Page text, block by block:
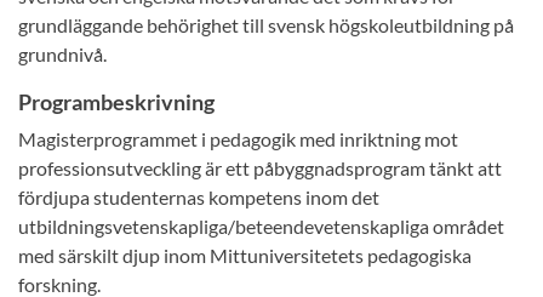
grundläggande behörighet till svensk högskoleutbildning på
grundnivå.
Programbeskrivning
Magisterprogrammet i pedagogik med inriktning mot
professionsutveckling är ett påbyggnadsprogram tänkt att
fördjupa studenternas kompetens inom det
utbildningsvetenskapliga/beteendevetenskapliga området
med särskilt djup inom Mittuniversitetets pedagogiska
forskning.